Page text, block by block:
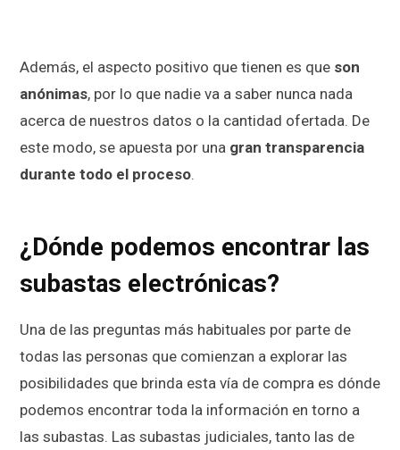
Además, el aspecto positivo que tienen es que son
anónimas, por lo que nadie va a saber nunca nada
acerca de nuestros datos o la cantidad ofertada. De
este modo, se apuesta por una gran transparencia
durante todo el proceso.
¿Dónde podemos encontrar las
subastas electrónicas?
Una de las preguntas más habituales por parte de
todas las personas que comienzan a explorar las
posibilidades que brinda esta vía de compra es dónde
podemos encontrar toda la información en torno a
las subastas. Las subastas judiciales, tanto las de